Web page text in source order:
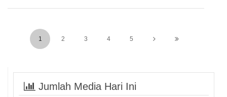
1 2 3 4 5
Jumlah Media Hari Ini